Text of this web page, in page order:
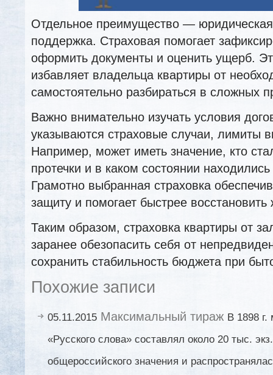
Отдельное преимущество — юридическая
поддержка. Страховая помогает
оформить документы и оценить ущерб.
избавляет владельца квартиры от
самостоятельно разбираться в сложных
Важно внимательно изучать условия
указываются страховые случаи, лимиты
Например, может иметь значение, кто
протечки и в каком состоянии
Грамотно выбранная страховка
защиту и помогает быстрее
Таким образом, страховка квартиры от
заранее обезопасить себя от
сохранить стабильность бюджета при
Похожие записи
05.11.2015 Максимальный тираж В 1898
«Русского слова» составлял около 20 тыс.
общероссийского значения и